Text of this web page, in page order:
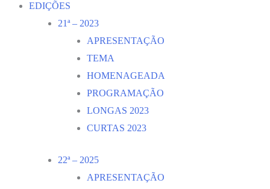
EDIÇÕES
21ª – 2023
APRESENTAÇÃO
TEMA
HOMENAGEADA
PROGRAMAÇÃO
LONGAS 2023
CURTAS 2023
22ª – 2025
APRESENTAÇÃO